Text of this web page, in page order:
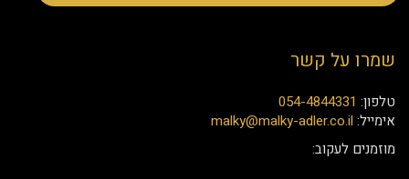
שמרו על קשר
טלפון: 054-4844331
אימייל: malky@malky-adler.co.il
מוזמנים לעקוב: